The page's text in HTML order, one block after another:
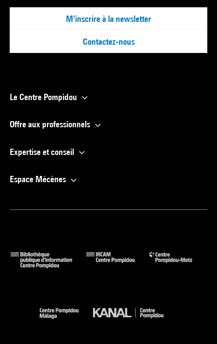
M'inscrire à la newsletter
Contactez-nous
Le Centre Pompidou
Offre aux professionnels
Expertise et conseil
Espace Mécènes